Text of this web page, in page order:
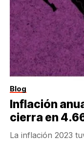
Blog
Inflación
cierra en
La inflación 2023